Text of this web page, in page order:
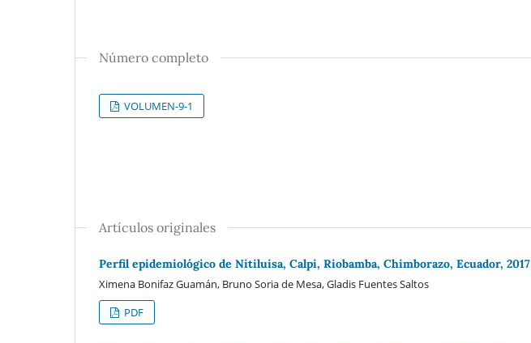
Número completo
VOLUMEN-9-1
Artículos originales
Perfil epidemiológico de Nitiluisa, Calpi, Riobamba, Chimborazo, Ecuador, 2017
Ximena Bonifaz Guamán, Bruno Soria de Mesa, Gladis Fuentes Saltos
PDF